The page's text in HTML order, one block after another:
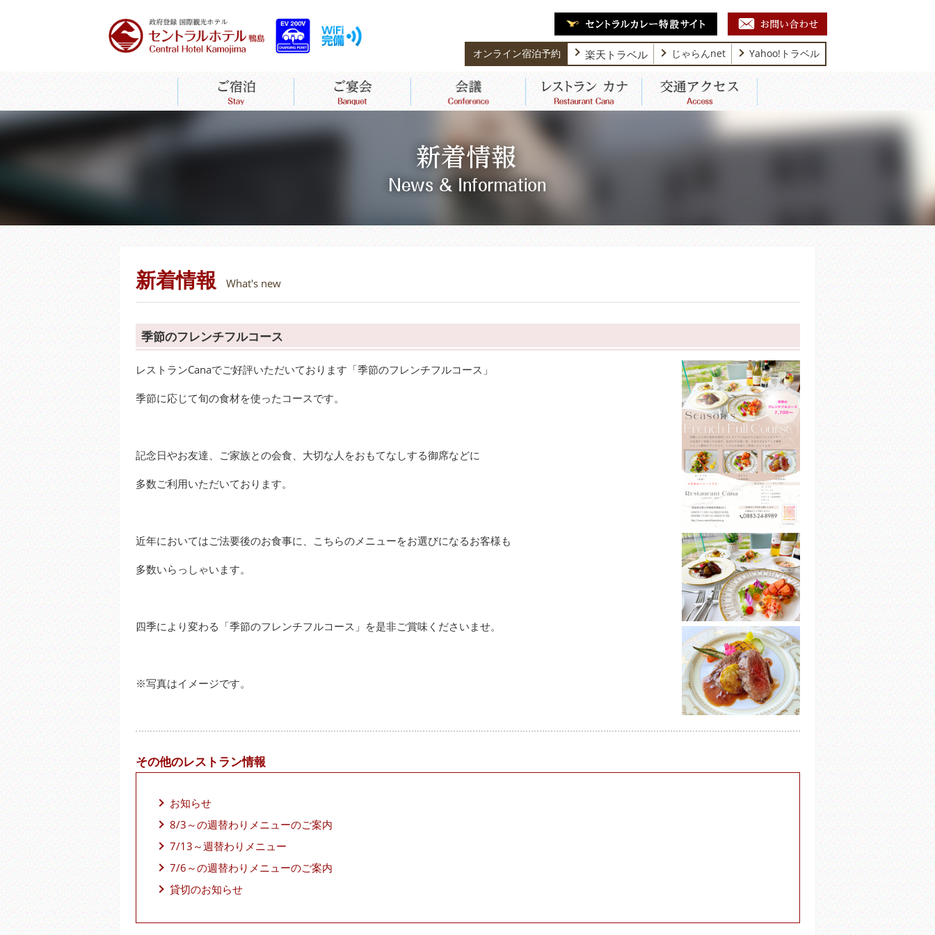
オンライン宿泊予約 楽天トラベル じゃらんnet Yahoo!トラベル
新着情報 What's new
季節のフレンチフルコース
レストランCanaでご好評いただいております「季節のフレンチフルコース」
季節に応じて旬の食材を使ったコースです。
記念日やお友達、ご家族との会食、大切な人をおもてなしする御席などに
多数ご利用いただいております。
近年においてはご法要後のお食事に、こちらのメニューをお選びになるお客様も
多数いらっしゃいます。
四季により変わる「季節のフレンチフルコース」を是非ご賞味くださいませ。
※写真はイメージです。
その他のレストラン情報
お知らせ
8/3～の週替わりメニューのご案内
7/13～週替わりメニュー
7/6～の週替わりメニューのご案内
貸切のお知らせ